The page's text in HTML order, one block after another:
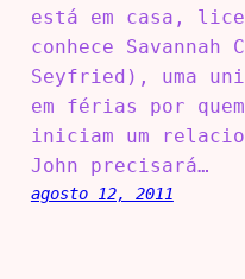
está em casa,
conhece Savannah
Seyfried), uma
em férias por
iniciam um
John precisará…
agosto 12, 2011